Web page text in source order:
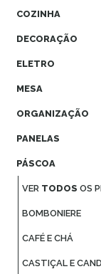
COZINHA
DECORAÇÃO
ELETRO
MESA
ORGANIZAÇÃO
PANELAS
PÁSCOA
VER TODOS OS
BOMBONIERE
CAFÉ E CHÁ
CASTIÇAL E